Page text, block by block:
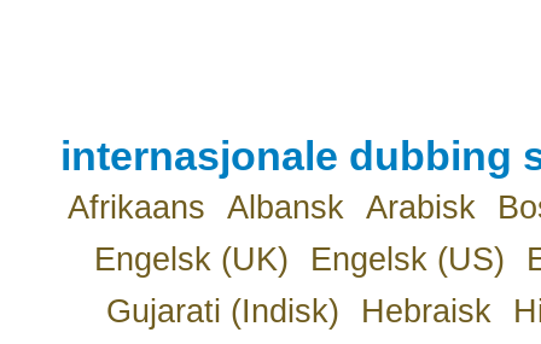
internasjonale dubbing
Afrikaans Albansk Arabisk
Engelsk (UK)
Engelsk (US)
Gujarati (Indisk)
Hebraisk